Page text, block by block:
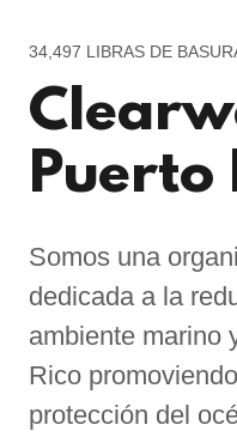
34,497 LIBRAS DE
Puerto
Somos una
dedicada a la
ambiente marino
Rico
protección del